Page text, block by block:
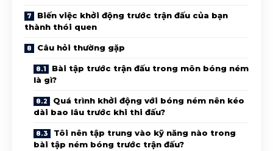
Biến việc khởi động trước trận đấu của bạn
thành thói quen
Câu hỏi thường gặp
Bài tập trước trận đấu trong môn bóng ném
là gì?
Quá trình khởi động với bóng ném nên kéo
dài bao lâu trước khi thi đấu?
Tôi nên tập trung vào kỹ năng nào trong
bài tập ném bóng trước trận đấu?